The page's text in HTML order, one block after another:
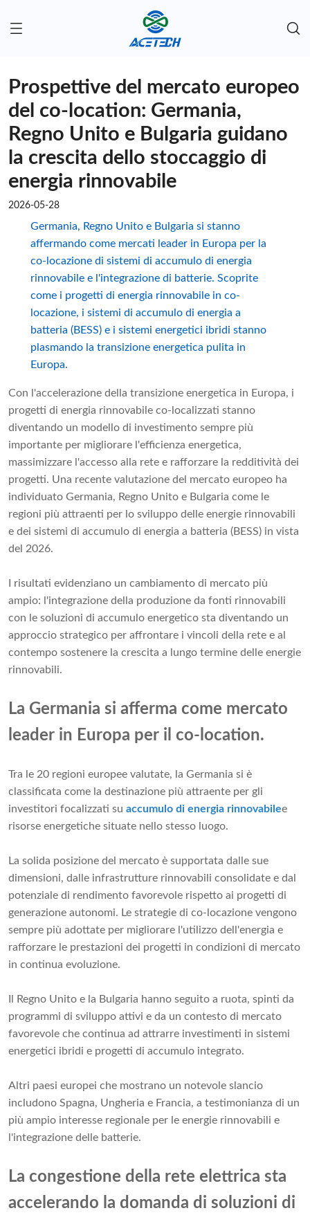
Prospettive del mercato europeo
del co-location: Germania,
Regno Unito e Bulgaria guidano
la crescita dello stoccaggio di
energia rinnovabile
2026-05-28
Germania, Regno Unito e Bulgaria si stanno
affermando come mercati leader in Europa per la
co-locazione di sistemi di accumulo di energia
rinnovabile e l'integrazione di batterie. Scoprite
come i progetti di energia rinnovabile in co-
locazione, i sistemi di accumulo di energia a
batteria (BESS) e i sistemi energetici ibridi stanno
plasmando la transizione energetica pulita in
Europa.
Con l'accelerazione della transizione energetica in Europa, i
progetti di energia rinnovabile co-localizzati stanno
diventando un modello di investimento sempre più
importante per migliorare l'efficienza energetica,
massimizzare l'accesso alla rete e rafforzare la redditività dei
progetti. Una recente valutazione del mercato europeo ha
individuato Germania, Regno Unito e Bulgaria come le
regioni più attraenti per lo sviluppo delle energie rinnovabili
e dei sistemi di accumulo di energia a batteria (BESS) in vista
del 2026.
I risultati evidenziano un cambiamento di mercato più
ampio: l'integrazione della produzione da fonti rinnovabili
con le soluzioni di accumulo energetico sta diventando un
approccio strategico per affrontare i vincoli della rete e al
contempo sostenere la crescita a lungo termine delle energie
rinnovabili.
La Germania si afferma come mercato
leader in Europa per il co-location.
Tra le 20 regioni europee valutate, la Germania si è
classificata come la destinazione più attraente per gli
investitori focalizzati su accumulo di energia rinnovabilee
risorse energetiche situate nello stesso luogo.
La solida posizione del mercato è supportata dalle sue
dimensioni, dalle infrastrutture rinnovabili consolidate e dal
potenziale di rendimento favorevole rispetto ai progetti di
generazione autonomi. Le strategie di co-locazione vengono
sempre più adottate per migliorare l'utilizzo dell'energia e
rafforzare le prestazioni dei progetti in condizioni di mercato
in continua evoluzione.
Il Regno Unito e la Bulgaria hanno seguito a ruota, spinti da
programmi di sviluppo attivi e da un contesto di mercato
favorevole che continua ad attrarre investimenti in sistemi
energetici ibridi e progetti di accumulo integrato.
Altri paesi europei che mostrano un notevole slancio
includono Spagna, Ungheria e Francia, a testimonianza di un
più ampio interesse regionale per le energie rinnovabili e
l'integrazione delle batterie.
La congestione della rete elettrica sta
accelerando la domanda di soluzioni di